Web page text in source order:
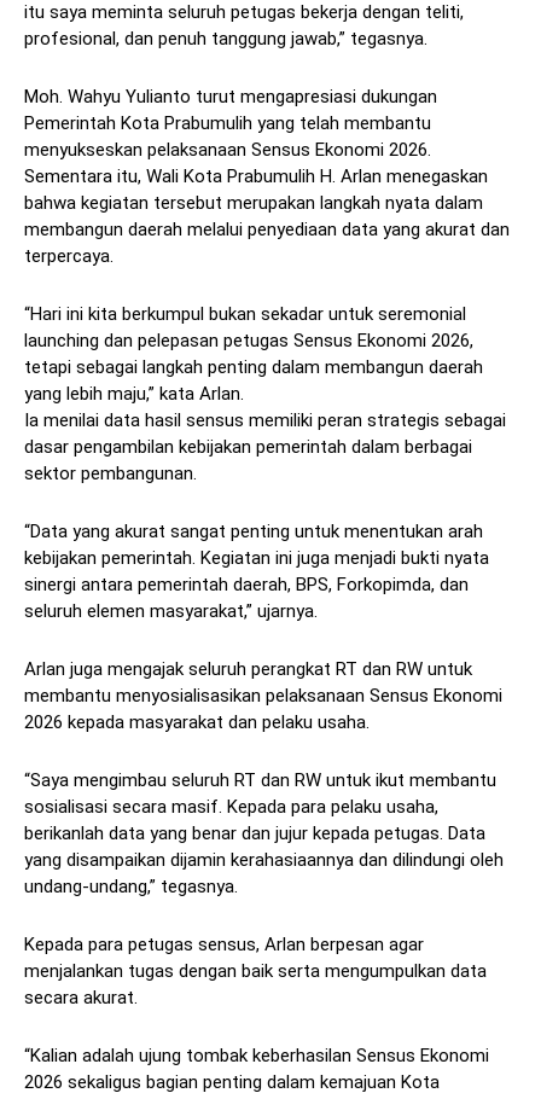
itu saya meminta seluruh petugas bekerja dengan teliti,
profesional, dan penuh tanggung jawab,” tegasnya.
Moh. Wahyu Yulianto turut mengapresiasi dukungan
Pemerintah Kota Prabumulih yang telah membantu
menyukseskan pelaksanaan Sensus Ekonomi 2026.
Sementara itu, Wali Kota Prabumulih H. Arlan menegaskan
bahwa kegiatan tersebut merupakan langkah nyata dalam
membangun daerah melalui penyediaan data yang akurat dan
terpercaya.
“Hari ini kita berkumpul bukan sekadar untuk seremonial
launching dan pelepasan petugas Sensus Ekonomi 2026,
tetapi sebagai langkah penting dalam membangun daerah
yang lebih maju,” kata Arlan.
Ia menilai data hasil sensus memiliki peran strategis sebagai
dasar pengambilan kebijakan pemerintah dalam berbagai
sektor pembangunan.
“Data yang akurat sangat penting untuk menentukan arah
kebijakan pemerintah. Kegiatan ini juga menjadi bukti nyata
sinergi antara pemerintah daerah, BPS, Forkopimda, dan
seluruh elemen masyarakat,” ujarnya.
Arlan juga mengajak seluruh perangkat RT dan RW untuk
membantu menyosialisasikan pelaksanaan Sensus Ekonomi
2026 kepada masyarakat dan pelaku usaha.
“Saya mengimbau seluruh RT dan RW untuk ikut membantu
sosialisasi secara masif. Kepada para pelaku usaha,
berikanlah data yang benar dan jujur kepada petugas. Data
yang disampaikan dijamin kerahasiaannya dan dilindungi oleh
undang-undang,” tegasnya.
Kepada para petugas sensus, Arlan berpesan agar
menjalankan tugas dengan baik serta mengumpulkan data
secara akurat.
“Kalian adalah ujung tombak keberhasilan Sensus Ekonomi
2026 sekaligus bagian penting dalam kemajuan Kota